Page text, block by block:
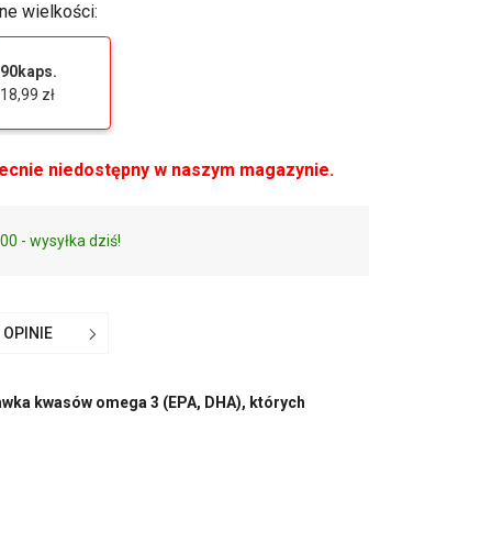
wielkości:
90kaps.
18,99 zł
niedostępny w naszym magazynie.
- wysyłka dziś!
OPINIE
kwasów omega 3 (EPA, DHA), których